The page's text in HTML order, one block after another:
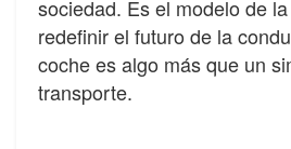
sociedad. Es el modelo de
redefinir el futuro de la
coche es algo más que un
transporte.